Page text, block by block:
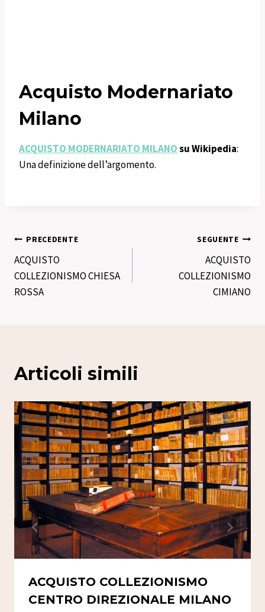
Acquisto Modernariato
Milano
ACQUISTO MODERNARIATO MILANOsu Wikipedia:
Una definizione dell’argomento.
Navigazione
articoli
PRECEDENTE
ACQUISTO
COLLEZIONISMO CHIESA
ROSSA
SEGUENTE
ACQUISTO
COLLEZIONISMO
CIMIANO
Articoli simili
ACQUISTO COLLEZIONISMO
CENTRO DIREZIONALE MILANO